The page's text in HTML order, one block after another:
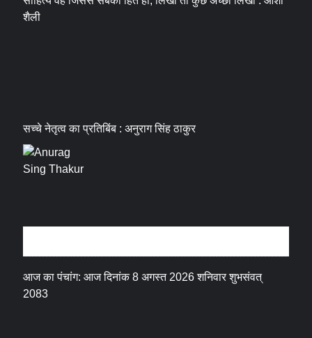
शैली
सच्चे नेतृत्व का प्रतिबिंब : अनुराग सिंह ठाकुर
आज का पंचांग: आज दिनांक 8 अगस्त 2026 शनिवार शुभसंवत्
2083